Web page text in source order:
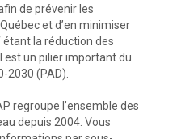
de prévenir les
et d’en minimiser
étant la réduction des
est un pilier important du
2030 (PAD).
regroupe l’ensemble des
depuis 2004. Vous